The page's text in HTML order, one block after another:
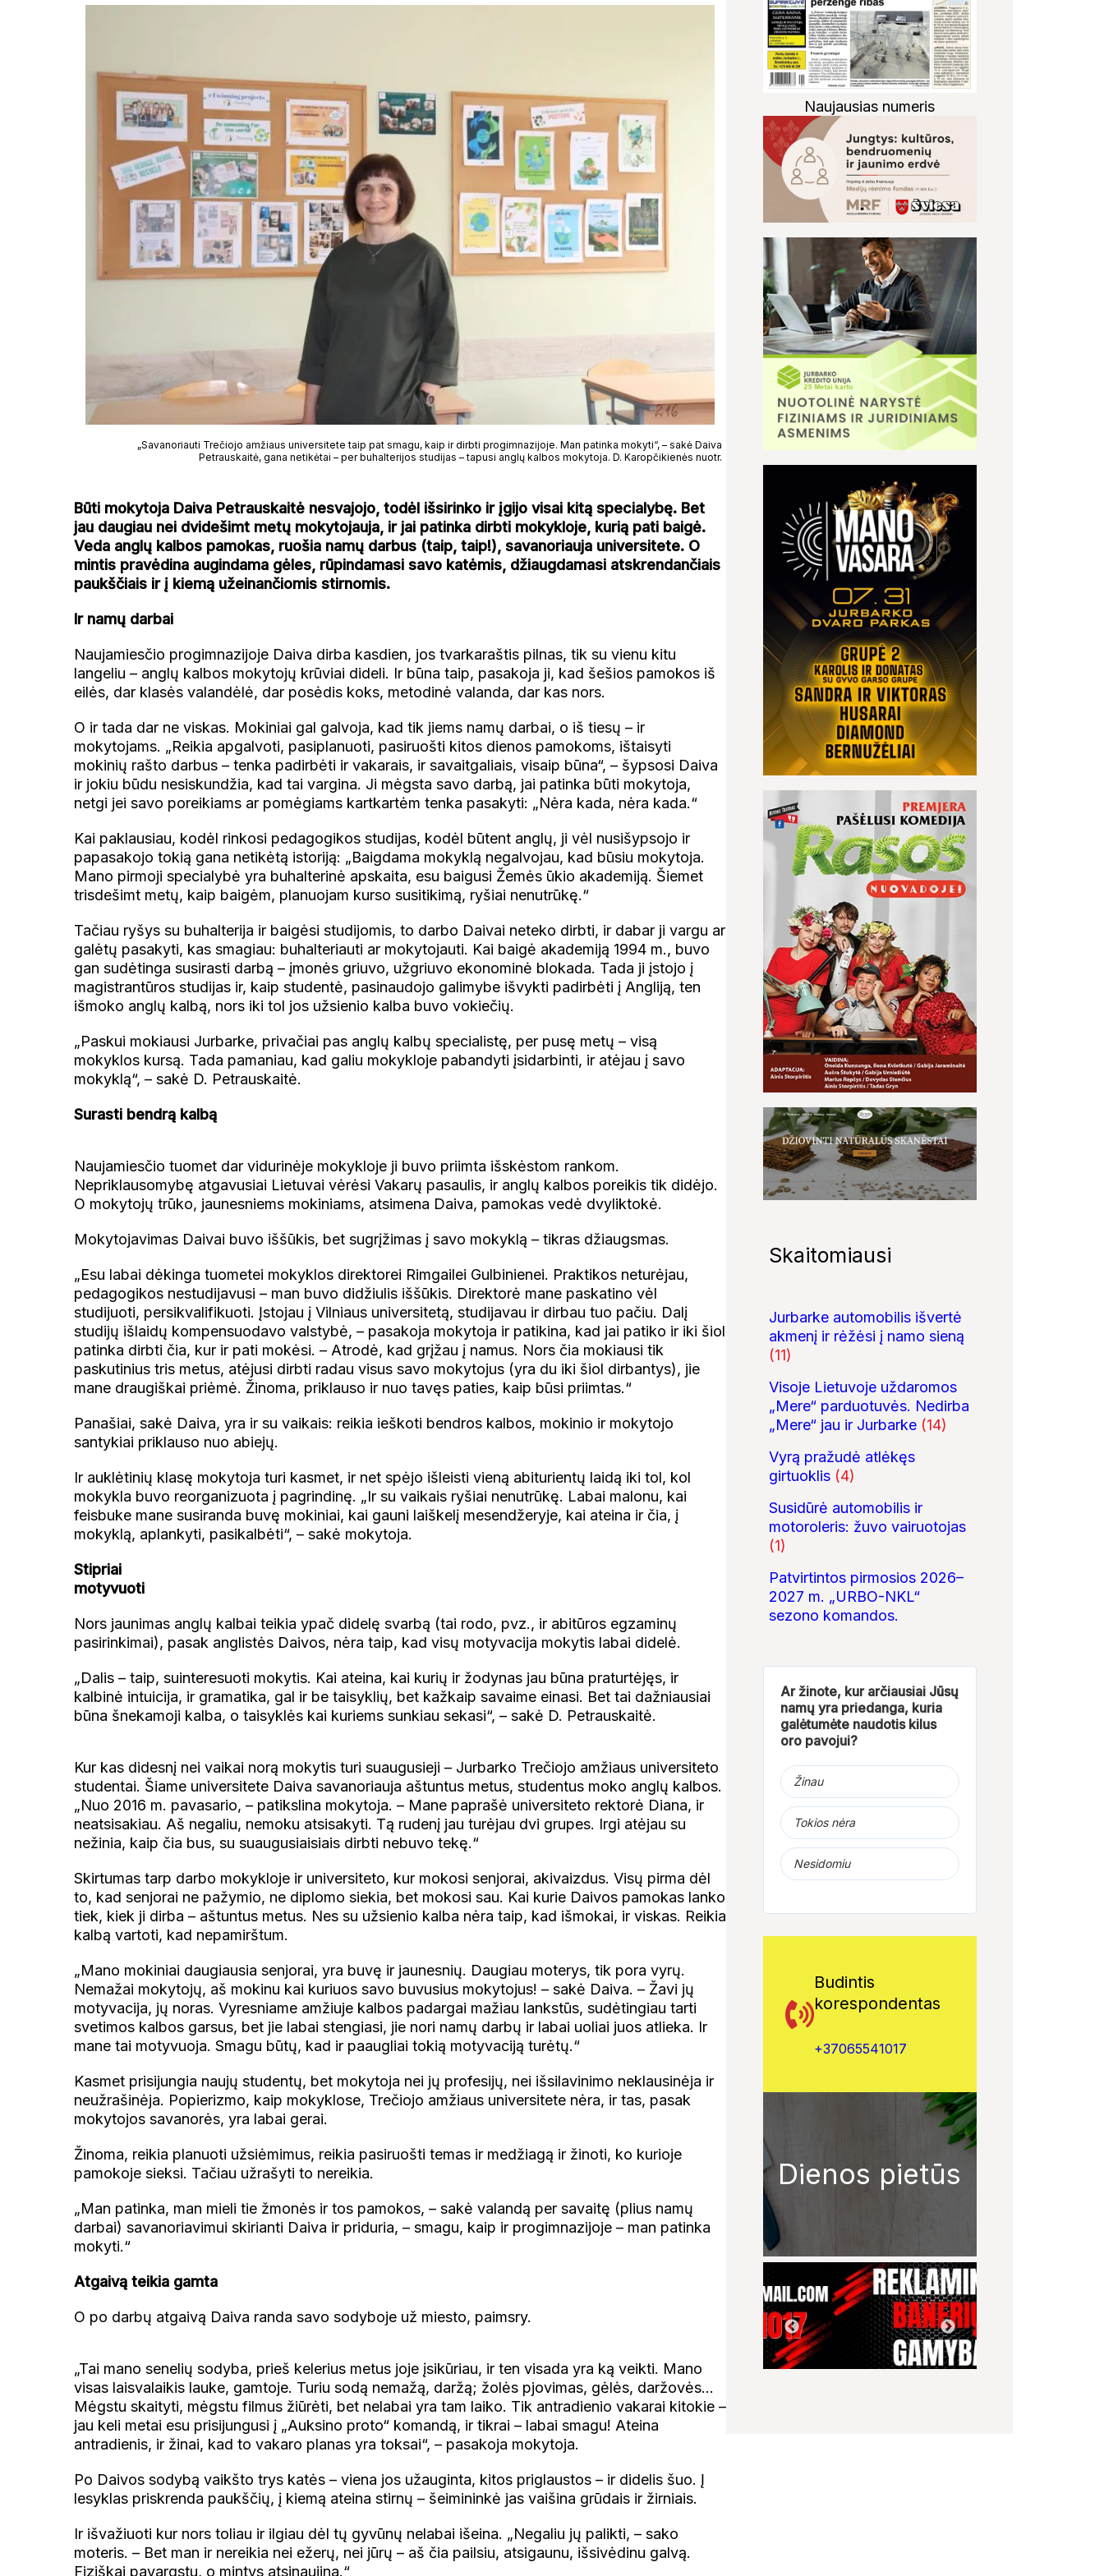
„Savanoriauti Trečiojo amžiaus universitete taip pat smagu, kaip ir dirbti progimnazijoje. Man patinka mokyti“, – sakė Daiva
Petrauskaitė, gana netikėtai – per buhalterijos studijas – tapusi anglų kalbos mokytoja. D. Karopčikienės nuotr.
Būti mokytoja Daiva Petrauskaitė nesvajojo, todėl išsirinko ir įgijo visai kitą specialybę. Bet
jau daugiau nei dvidešimt metų mokytojauja, ir jai patinka dirbti mokykloje, kurią pati baigė.
Veda anglų kalbos pamokas, ruošia namų darbus (taip, taip!), savanoriauja universitete. O
mintis pravėdina augindama gėles, rūpindamasi savo katėmis, džiaugdamasi atskrendančiais
paukščiais ir į kiemą užeinančiomis stirnomis.
Ir namų darbai
Naujamiesčio progimnazijoje Daiva dirba kasdien, jos tvarkaraštis pilnas, tik su vienu kitu
langeliu – anglų kalbos mokytojų krūviai dideli. Ir būna taip, pasakoja ji, kad šešios pamokos iš
eilės, dar klasės valandėlė, dar posėdis koks, metodinė valanda, dar kas nors.
O ir tada dar ne viskas. Mokiniai gal galvoja, kad tik jiems namų darbai, o iš tiesų – ir
mokytojams. „Reikia apgalvoti, pasiplanuoti, pasiruošti kitos dienos pamokoms, ištaisyti
mokinių rašto darbus – tenka padirbėti ir vakarais, ir savaitgaliais, visaip būna“, – šypsosi Daiva
ir jokiu būdu nesiskundžia, kad tai vargina. Ji mėgsta savo darbą, jai patinka būti mokytoja,
netgi jei savo poreikiams ar pomėgiams kartkartėm tenka pasakyti: „Nėra kada, nėra kada.“
Kai paklausiau, kodėl rinkosi pedagogikos studijas, kodėl būtent anglų, ji vėl nusišypsojo ir
papasakojo tokią gana netikėtą istoriją: „Baigdama mokyklą negalvojau, kad būsiu mokytoja.
Mano pirmoji specialybė yra buhalterinė apskaita, esu baigusi Žemės ūkio akademiją. Šiemet
trisdešimt metų, kaip baigėm, planuojam kurso susitikimą, ryšiai nenutrūkę.“
Tačiau ryšys su buhalterija ir baigėsi studijomis, to darbo Daivai neteko dirbti, ir dabar ji vargu ar
galėtų pasakyti, kas smagiau: buhalteriauti ar mokytojauti. Kai baigė akademiją 1994 m., buvo
gan sudėtinga susirasti darbą – įmonės griuvo, užgriuvo ekonominė blokada. Tada ji įstojo į
magistrantūros studijas ir, kaip studentė, pasinaudojo galimybe išvykti padirbėti į Angliją, ten
išmoko anglų kalbą, nors iki tol jos užsienio kalba buvo vokiečių.
„Paskui mokiausi Jurbarke, privačiai pas anglų kalbų specialistę, per pusę metų – visą
mokyklos kursą. Tada pamaniau, kad galiu mokykloje pabandyti įsidarbinti, ir atėjau į savo
mokyklą“, – sakė D. Petrauskaitė.
Surasti bendrą kalbą
Naujamiesčio tuomet dar vidurinėje mokykloje ji buvo priimta išskėstom rankom.
Nepriklausomybę atgavusiai Lietuvai vėrėsi Vakarų pasaulis, ir anglų kalbos poreikis tik didėjo.
O mokytojų trūko, jaunesniems mokiniams, atsimena Daiva, pamokas vedė dvyliktokė.
Mokytojavimas Daivai buvo iššūkis, bet sugrįžimas į savo mokyklą – tikras džiaugsmas.
„Esu labai dėkinga tuometei mokyklos direktorei Rimgailei Gulbinienei. Praktikos neturėjau,
pedagogikos nestudijavusi – man buvo didžiulis iššūkis. Direktorė mane paskatino vėl
studijuoti, persikvalifikuoti. Įstojau į Vilniaus universitetą, studijavau ir dirbau tuo pačiu. Dalį
studijų išlaidų kompensuodavo valstybė, – pasakoja mokytoja ir patikina, kad jai patiko ir iki šiol
patinka dirbti čia, kur ir pati mokėsi. – Atrodė, kad grįžau į namus. Nors čia mokiausi tik
paskutinius tris metus, atėjusi dirbti radau visus savo mokytojus (yra du iki šiol dirbantys), jie
mane draugiškai priėmė. Žinoma, priklauso ir nuo tavęs paties, kaip būsi priimtas.“
Panašiai, sakė Daiva, yra ir su vaikais: reikia ieškoti bendros kalbos, mokinio ir mokytojo
santykiai priklauso nuo abiejų.
Ir auklėtinių klasę mokytoja turi kasmet, ir net spėjo išleisti vieną abiturientų laidą iki tol, kol
mokykla buvo reorganizuota į pagrindinę. „Ir su vaikais ryšiai nenutrūkę. Labai malonu, kai
feisbuke mane susiranda buvę mokiniai, kai gauni laiškelį mesendžeryje, kai ateina ir čia, į
mokyklą, aplankyti, pasikalbėti“, – sakė mokytoja.
Stipriai
motyvuoti
Nors jaunimas anglų kalbai teikia ypač didelę svarbą (tai rodo, pvz., ir abitūros egzaminų
pasirinkimai), pasak anglistės Daivos, nėra taip, kad visų motyvacija mokytis labai didelė.
„Dalis – taip, suinteresuoti mokytis. Kai ateina, kai kurių ir žodynas jau būna praturtėjęs, ir
kalbinė intuicija, ir gramatika, gal ir be taisyklių, bet kažkaip savaime einasi. Bet tai dažniausiai
būna šnekamoji kalba, o taisyklės kai kuriems sunkiau sekasi“, – sakė D. Petrauskaitė.
Kur kas didesnį nei vaikai norą mokytis turi suaugusieji – Jurbarko Trečiojo amžiaus universiteto
studentai. Šiame universitete Daiva savanoriauja aštuntus metus, studentus moko anglų kalbos.
„Nuo 2016 m. pavasario, – patikslina mokytoja. – Mane paprašė universiteto rektorė Diana, ir
neatsisakiau. Aš negaliu, nemoku atsisakyti. Tą rudenį jau turėjau dvi grupes. Irgi atėjau su
nežinia, kaip čia bus, su suaugusiaisiais dirbti nebuvo tekę.“
Skirtumas tarp darbo mokykloje ir universiteto, kur mokosi senjorai, akivaizdus. Visų pirma dėl
to, kad senjorai ne pažymio, ne diplomo siekia, bet mokosi sau. Kai kurie Daivos pamokas lanko
tiek, kiek ji dirba – aštuntus metus. Nes su užsienio kalba nėra taip, kad išmokai, ir viskas. Reikia
kalbą vartoti, kad nepamirštum.
„Mano mokiniai daugiausia senjorai, yra buvę ir jaunesnių. Daugiau moterys, tik pora vyrų.
Nemažai mokytojų, aš mokinu kai kuriuos savo buvusius mokytojus! – sakė Daiva. – Žavi jų
motyvacija, jų noras. Vyresniame amžiuje kalbos padargai mažiau lankstūs, sudėtingiau tarti
svetimos kalbos garsus, bet jie labai stengiasi, jie nori namų darbų ir labai uoliai juos atlieka. Ir
mane tai motyvuoja. Smagu būtų, kad ir paaugliai tokią motyvaciją turėtų.“
Kasmet prisijungia naujų studentų, bet mokytoja nei jų profesijų, nei išsilavinimo neklausinėja ir
neužrašinėja. Popierizmo, kaip mokyklose, Trečiojo amžiaus universitete nėra, ir tas, pasak
mokytojos savanorės, yra labai gerai.
Žinoma, reikia planuoti užsiėmimus, reikia pasiruošti temas ir medžiagą ir žinoti, ko kurioje
pamokoje sieksi. Tačiau užrašyti to nereikia.
„Man patinka, man mieli tie žmonės ir tos pamokos, – sakė valandą per savaitę (plius namų
darbai) savanoriavimui skirianti Daiva ir priduria, – smagu, kaip ir progimnazijoje – man patinka
mokyti.“
Atgaivą teikia gamta
O po darbų atgaivą Daiva randa savo sodyboje už miesto, paimsry.
„Tai mano senelių sodyba, prieš kelerius metus joje įsikūriau, ir ten visada yra ką veikti. Mano
visas laisvalaikis lauke, gamtoje. Turiu sodą nemažą, daržą; žolės pjovimas, gėlės, daržovės…
Mėgstu skaityti, mėgstu filmus žiūrėti, bet nelabai yra tam laiko. Tik antradienio vakarai kitokie –
jau keli metai esu prisijungusi į „Auksino proto“ komandą, ir tikrai – labai smagu! Ateina
antradienis, ir žinai, kad to vakaro planas yra toksai“, – pasakoja mokytoja.
Po Daivos sodybą vaikšto trys katės – viena jos užauginta, kitos priglaustos – ir didelis šuo. Į
lesyklas priskrenda paukščių, į kiemą ateina stirnų – šeimininkė jas vaišina grūdais ir žirniais.
Ir išvažiuoti kur nors toliau ir ilgiau dėl tų gyvūnų nelabai išeina. „Negaliu jų palikti, – sako
moteris. – Bet man ir nereikia nei ežerų, nei jūrų – aš čia pailsiu, atsigaunu, išsivėdinu galvą.
Fiziškai pavargstu, o mintys atsinaujina.“
Naujausias numeris
Skaitomiausi
Jurbarke automobilis išvertė
akmenį ir rėžėsi į namo sieną
(11)
Visoje Lietuvoje uždaromos
„Mere“ parduotuvės. Nedirba
„Mere“ jau ir Jurbarke (14)
Vyrą pražudė atlėkęs
girtuoklis (4)
Susidūrė automobilis ir
motoroleris: žuvo vairuotojas
(1)
Patvirtintos pirmosios 2026–
2027 m. „URBO-NKL“
sezono komandos.
Ar žinote, kur arčiausiai Jūsų
namų yra priedanga, kuria
galėtumėte naudotis kilus
oro pavojui?
Žinau
Tokios nėra
Nesidomiu
Budintis
korespondentas
+37065541017
Dienos pietūs